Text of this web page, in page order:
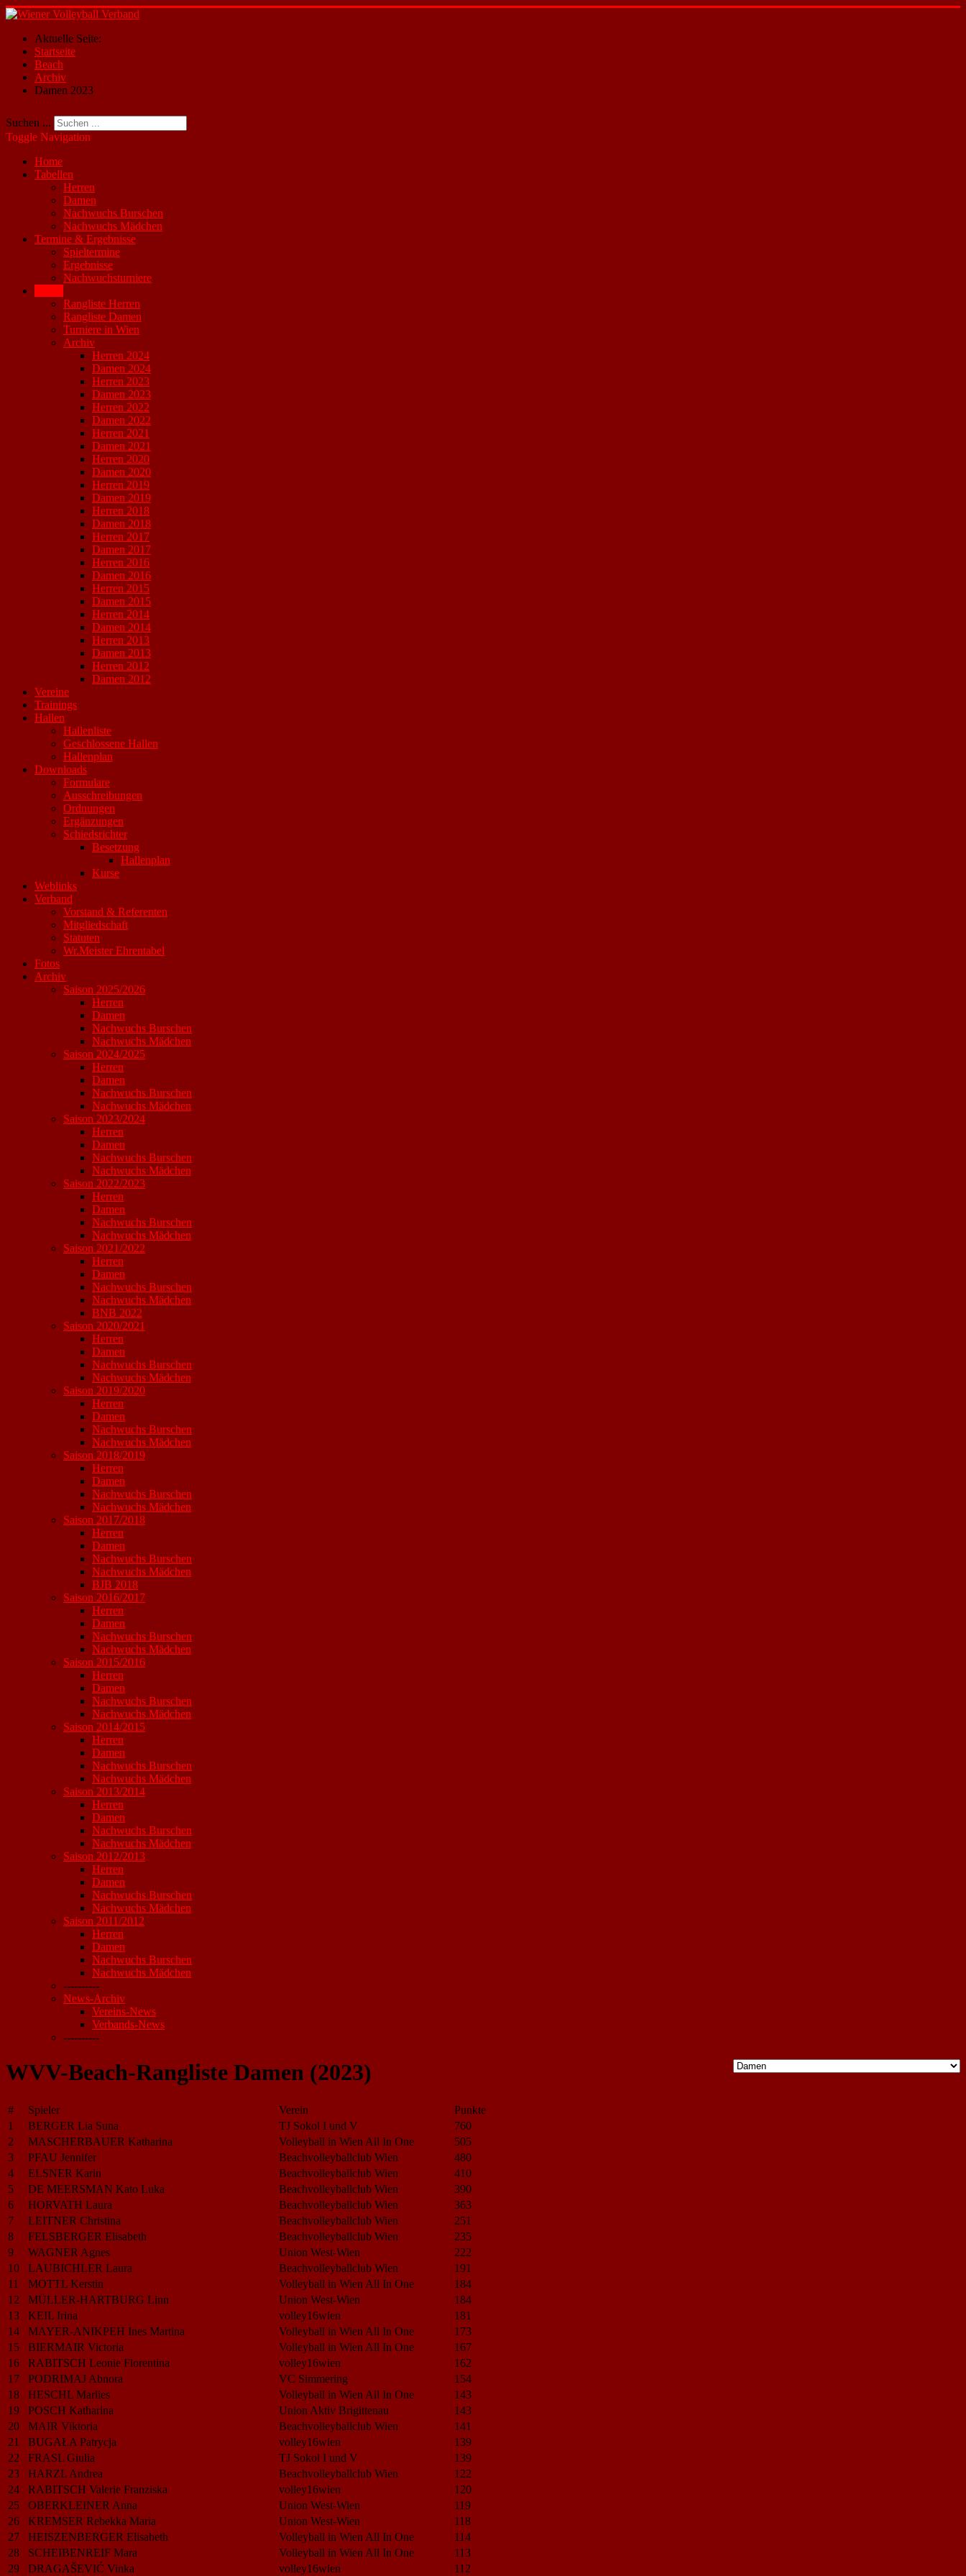
Aktuelle Seite:
Startseite
Beach
Archiv
Damen 2023
Suchen ...
Toggle Navigation
Home
Tabellen
Herren
Damen
Nachwuchs Burschen
Nachwuchs Mädchen
Termine & Ergebnisse
Spieltermine
Ergebnisse
Nachwuchsturniere
Rangliste Herren
Rangliste Damen
Turniere in Wien
Archiv
Herren 2024
Damen 2024
Herren 2023
Damen 2023
Herren 2022
Damen 2022
Herren 2021
Damen 2021
Herren 2020
Damen 2020
Herren 2019
Damen 2019
Herren 2018
Damen 2018
Herren 2017
Damen 2017
Herren 2016
Damen 2016
Herren 2015
Damen 2015
Herren 2014
Damen 2014
Herren 2013
Damen 2013
Herren 2012
Damen 2012
Vereine
Trainings
Hallen
Hallenliste
Geschlossene Hallen
Hallenplan
Downloads
Formulare
Ausschreibungen
Ordnungen
Ergänzungen
Schiedsrichter
Besetzung
Hallenplan
Kurse
Weblinks
Verband
Vorstand & Referenten
Mitgliedschaft
Statuten
Wr.Meister Ehrentabel
Fotos
Archiv
Saison 2025/2026
Herren
Damen
Nachwuchs Burschen
Nachwuchs Mädchen
Saison 2024/2025
Herren
Damen
Nachwuchs Burschen
Nachwuchs Mädchen
Saison 2023/2024
Herren
Damen
Nachwuchs Burschen
Nachwuchs Mädchen
Saison 2022/2023
Herren
Damen
Nachwuchs Burschen
Nachwuchs Mädchen
Saison 2021/2022
Herren
Damen
Nachwuchs Burschen
Nachwuchs Mädchen
BNB 2022
Saison 2020/2021
Herren
Damen
Nachwuchs Burschen
Nachwuchs Mädchen
Saison 2019/2020
Herren
Damen
Nachwuchs Burschen
Nachwuchs Mädchen
Saison 2018/2019
Herren
Damen
Nachwuchs Burschen
Nachwuchs Mädchen
Saison 2017/2018
Herren
Damen
Nachwuchs Burschen
Nachwuchs Mädchen
BJB 2018
Saison 2016/2017
Herren
Damen
Nachwuchs Burschen
Nachwuchs Mädchen
Saison 2015/2016
Herren
Damen
Nachwuchs Burschen
Nachwuchs Mädchen
Saison 2014/2015
Herren
Damen
Nachwuchs Burschen
Nachwuchs Mädchen
Saison 2013/2014
Herren
Damen
Nachwuchs Burschen
Nachwuchs Mädchen
Saison 2012/2013
Herren
Damen
Nachwuchs Burschen
Nachwuchs Mädchen
Saison 2011/2012
Herren
Damen
Nachwuchs Burschen
Nachwuchs Mädchen
----------
News-Archiv
Vereins-News
Verbands-News
----------
WVV-Beach-Rangliste Damen (2023)
# Spieler Verein
Punkte
1
BERGER Lia Suna TJ Sokol I und V
760
2
MASCHERBAUER Katharina Volleyball in Wien All In One
505
3
PFAU Jennifer Beachvolleyballclub Wien
480
4
ELSNER Karin Beachvolleyballclub Wien
410
5
DE MEERSMAN Kato Luka Beachvolleyballclub Wien
390
6
HORVATH Laura Beachvolleyballclub Wien
363
7
LEITNER Christina Beachvolleyballclub Wien
251
8
FELSBERGER Elisabeth Beachvolleyballclub Wien
235
9
WAGNER Agnes Union West-Wien
222
10
LAUBICHLER Laura Beachvolleyballclub Wien
191
11
MOTTL Kerstin Volleyball in Wien All In One
184
12
MÜLLER-HARTBURG Linn Union West-Wien
184
13
KEIL Irina volley16wien
181
14
MAYER-ANIKPEH Ines Martina Volleyball in Wien All In One
173
15
BIERMAIR Victoria Volleyball in Wien All In One
167
16
RABITSCH Leonie Florentina volley16wien
162
17
PODRIMAJ Abnora VC Simmering
154
18
HESCHL Marlies Volleyball in Wien All In One
143
19
POSCH Katharina Union Aktiv Brigittenau
143
20
MAIR Viktoria Beachvolleyballclub Wien
141
21
BUGAŁA Patrycja volley16wien
139
22
FRASL Giulia TJ Sokol I und V
139
23
HARZL Andrea Beachvolleyballclub Wien
122
24
RABITSCH Valerie Franziska volley16wien
120
25
OBERKLEINER Anna Union West-Wien
119
26
KREMSER Rebekka Maria Union West-Wien
118
27
HEISZENBERGER Elisabeth Volleyball in Wien All In One
114
28
SCHEIBENREIF Mara Volleyball in Wien All In One
113
29
DRAGAŠEVIĆ Vinka volley16wien 112